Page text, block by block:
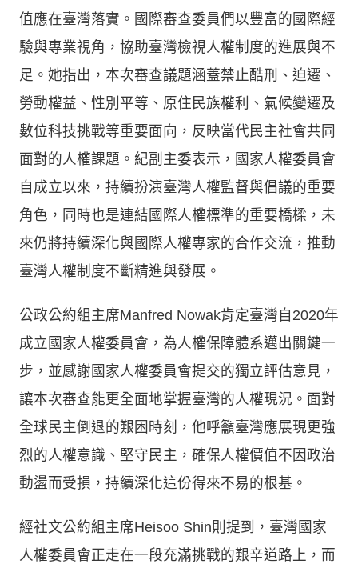
值應在臺灣落實。國際審查委員們以豐富的國際經
驗與專業視角，協助臺灣檢視人權制度的進展與不
足。她指出，本次審查議題涵蓋禁止酷刑、迫遷、
勞動權益、性別平等、原住民族權利、氣候變遷及
數位科技挑戰等重要面向，反映當代民主社會共同
面對的人權課題。紀副主委表示，國家人權委員會
自成立以來，持續扮演臺灣人權監督與倡議的重要
角色，同時也是連結國際人權標準的重要橋樑，未
來仍將持續深化與國際人權專家的合作交流，推動
臺灣人權制度不斷精進與發展。
公政公約組主席Manfred Nowak肯定臺灣自2020年
成立國家人權委員會，為人權保障體系邁出關鍵一
步，並感謝國家人權委員會提交的獨立評估意見，
讓本次審查能更全面地掌握臺灣的人權現況。面對
全球民主倒退的艱困時刻，他呼籲臺灣應展現更強
烈的人權意識、堅守民主，確保人權價值不因政治
動盪而受損，持續深化這份得來不易的根基。
經社文公約組主席Heisoo Shin則提到，臺灣國家
人權委員會正走在一段充滿挑戰的艱辛道路上，而